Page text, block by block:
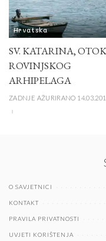
Hrvatska
SV. KATARINA, OTOK
ROVINJSKOG
ARHIPELAGA
ZADNJE AŽURIRANO
O SAVJETNICI
KONTAKT
PRAVILA PRIVATNOSTI
UVJETI KORIŠTENJA